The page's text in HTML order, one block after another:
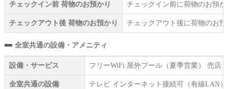
チェックイン前 荷物のお預かり チェックイン前に荷物のお預
チェックアウト後 荷物のお預かり チェックアウト後に荷物のお
全室共通の設備・アメニティ
設備・サービス フリーWiFi 屋外プール（夏季営業） 売店
全室共通の設備 テレビ インターネット接続可（有線LAN